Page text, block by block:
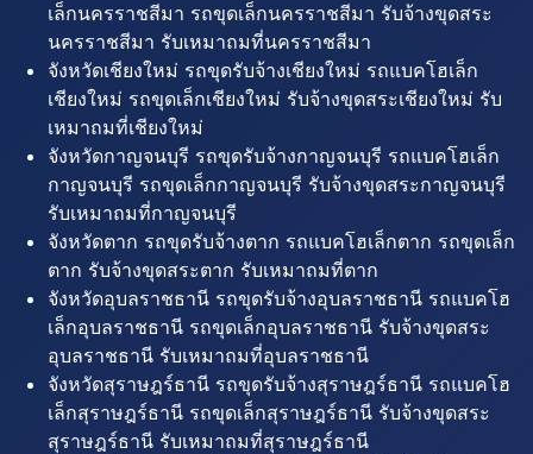
เล็กนครราชสีมา รถขุดเล็กนครราชสีมา รับจ้างขุดสระ
นครราชสีมา รับเหมาถมที่นครราชสีมา
จังหวัดเชียงใหม่ รถขุดรับจ้างเชียงใหม่ รถแบคโฮเล็ก
เชียงใหม่ รถขุดเล็กเชียงใหม่ รับจ้างขุดสระเชียงใหม่ รับ
เหมาถมที่เชียงใหม่
จังหวัดกาญจนบุรี รถขุดรับจ้างกาญจนบุรี รถแบคโฮเล็ก
กาญจนบุรี รถขุดเล็กกาญจนบุรี รับจ้างขุดสระกาญจนบุรี
รับเหมาถมที่กาญจนบุรี
จังหวัดตาก รถขุดรับจ้างตาก รถแบคโฮเล็กตาก รถขุดเล็ก
ตาก รับจ้างขุดสระตาก รับเหมาถมที่ตาก
จังหวัดอุบลราชธานี รถขุดรับจ้างอุบลราชธานี รถแบคโฮ
เล็กอุบลราชธานี รถขุดเล็กอุบลราชธานี รับจ้างขุดสระ
อุบลราชธานี รับเหมาถมที่อุบลราชธานี
จังหวัดสุราษฎร์ธานี รถขุดรับจ้างสุราษฎร์ธานี รถแบคโฮ
เล็กสุราษฎร์ธานี รถขุดเล็กสุราษฎร์ธานี รับจ้างขุดสระ
สุราษฎร์ธานี รับเหมาถมที่สุราษฎร์ธานี